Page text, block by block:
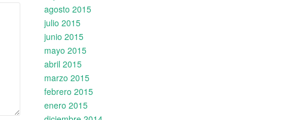
agosto 2015
julio 2015
junio 2015
mayo 2015
abril 2015
marzo 2015
febrero 2015
enero 2015